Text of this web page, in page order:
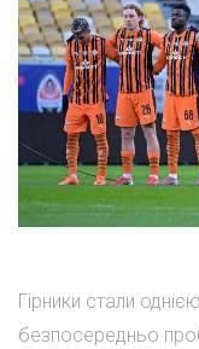
Гірники стали
безпосередньо